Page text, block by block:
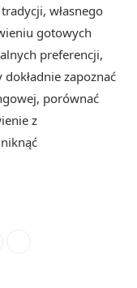
własnego
gotowych
preferencji,
zapoznać
porównać
z